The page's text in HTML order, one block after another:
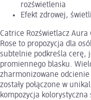
rozświetlenia
Efekt zdrowej,
Catrice Rozświetlacz
Rose to propozycja dla
subtelnie podkreśla cerę,
promiennego blasku.
zharmonizowane
zostały połączone w
kompozycja